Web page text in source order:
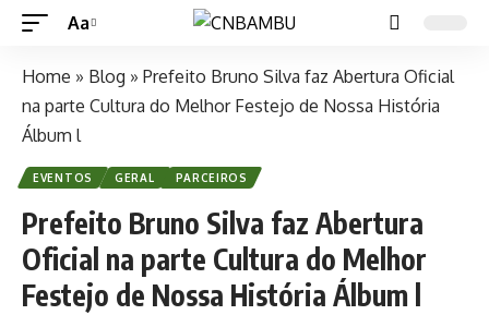
Aa
Home » Blog » Prefeito Bruno Silva faz Abertura Oficial
na parte Cultura do Melhor Festejo de Nossa História
Álbum l
EVENTOS GERAL PARCEIROS
Prefeito Bruno Silva faz Abertura
Oficial na parte Cultura do Melhor
Festejo de Nossa História Álbum l